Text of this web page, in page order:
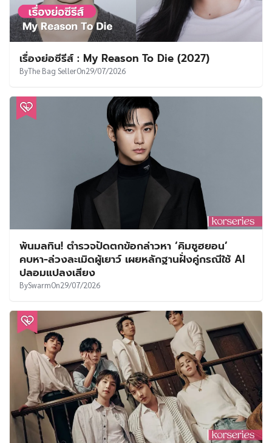
เรื่องย่อซีรีส์ : My Reason To Die (2027)
ByThe Bag SellerOn29/07/2026
พ้นมลทิน! ตำรวจปัดตกข้อกล่าวหา ‘คิมซูฮยอน’
คบหา-ล่วงละเมิดผู้เยาว์ เผยหลักฐานฝั่งคู่กรณีใช้ AI
ปลอมแปลงเสียง
BySwarmOn29/07/2026